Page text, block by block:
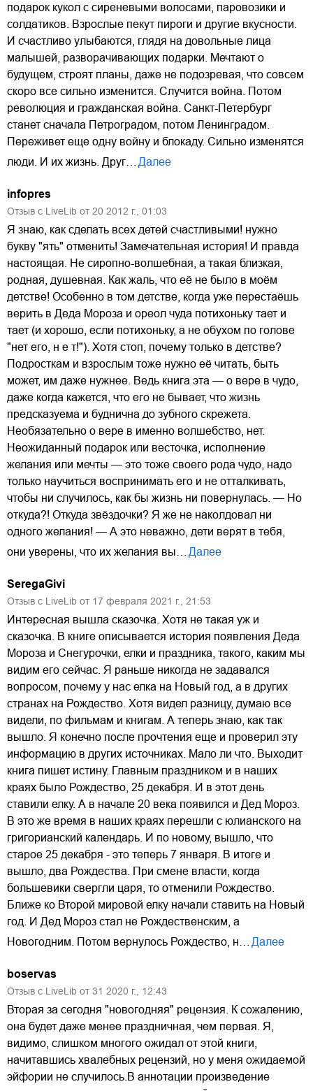
подарок кукол с сиреневыми волосами, паровозики и
солдатиков. Взрослые пекут пироги и другие вкусности.
И счастливо улыбаются, глядя на довольные лица
малышей, разворачивающих подарки. Мечтают о
будущем, строят планы, даже не подозревая, что совсем
скоро все сильно изменится. Случится война. Потом
революция и гражданская война. Санкт-Петербург
станет сначала Петроградом, потом Ленинградом.
Переживет еще одну войну и блокаду. Сильно изменятся
люди. И их жизнь. Друг…
Далее
infopres
Отзыв с LiveLib от 20 2012 г., 01:03
Я знаю, как сделать всех детей счастливыми! нужно
букву "ять" отменить! Замечательная история! И правда
настоящая. Не сиропно-волшебная, а такая близкая,
родная, душевная. Как жаль, что её не было в моём
детстве! Особенно в том детстве, когда уже перестаёшь
верить в Деда Мороза и ореол чуда потихоньку тает и
тает (и хорошо, если потихоньку, а не обухом по голове
"нет его, н е т!"). Хотя стоп, почему только в детстве?
Подросткам и взрослым тоже нужно её читать, быть
может, им даже нужнее. Ведь книга эта — о вере в чудо,
даже когда кажется, что его не бывает, что жизнь
предсказуема и буднична до зубного скрежета.
Необязательно о вере в именно волшебство, нет.
Неожиданный подарок или весточка, исполнение
желания или мечты — это тоже своего рода чудо, надо
только научиться воспринимать его и не отталкивать,
чтобы ни случилось, как бы жизнь ни повернулась. — Но
откуда?! Откуда звёздочки? Я же не наколдовал ни
одного желания! — А это неважно, дети верят в тебя,
они уверены, что их желания вы…
Далее
SeregaGivi
Отзыв с LiveLib от 17 февраля 2021 г., 21:53
Интересная вышла сказочка. Хотя не такая уж и
сказочка. В книге описывается история появления Деда
Мороза и Снегурочки, елки и праздника, такого, каким мы
видим его сейчас. Я раньше никогда не задавался
вопросом, почему у нас елка на Новый год, а в других
странах на Рождество. Хотя видел разницу, думаю все
видели, по фильмам и книгам. А теперь знаю, как так
вышло. Я конечно после прочтения еще и проверил эту
информацию в других источниках. Мало ли что. Выходит
книга пишет истину. Главным праздником и в наших
краях было Рождество, 25 декабря. И в этот день
ставили елку. А в начале 20 века появился и Дед Мороз.
В это же время в наших краях перешли с юлианского на
григорианский календарь. И по новому, вышло, что
старое 25 декабря - это теперь 7 января. В итоге и
вышло, два Рождества. При смене власти, когда
большевики свергли царя, то отменили Рождество.
Ближе ко Второй мировой елку начали ставить на Новый
год. И Дед Мороз стал не Рождественским, а
Новогодним. Потом вернулось Рождество, н…
Далее
boservas
Отзыв с LiveLib от 31 2020 г., 12:43
Вторая за сегодня "новогодняя" рецензия. К сожалению,
она будет даже менее праздничная, чем первая. Я,
видимо, слишком многого ожидал от этой книги,
начитавшись хвалебных рецензий, но у меня ожидаемой
эйфории не случилось.В аннотации произведение